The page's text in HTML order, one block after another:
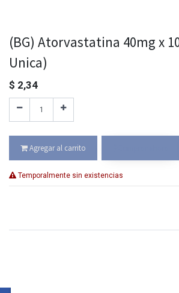
(BG) Atorvastatina 40mg x
Unica)
$ 2,34
Agregar al carrito
Temporalmente sin existencias